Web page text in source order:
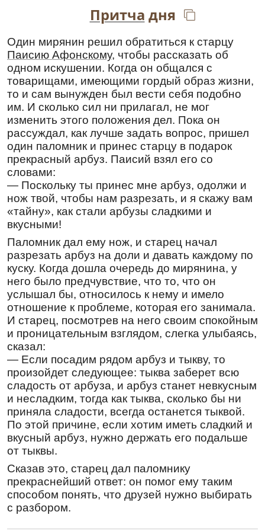
моли́теся непреста́нно о всех нас.
Двое мучеников, претерпев страдания,
вражескую гордыню на земле вы
ниспровергли, озарившись благодатью
несозданной Троицы, прославляемые
Онисифор и Порфирий, молитесь
непрестанно обо всех нас.
Преподобной Матроне
Константинопольской
Тропарь,глас 8
Мужескому́дрено утаи́вшися вра́жиих лука́вых
путе́й, Матро́но,/ к жи́зни вои́стину
ше́ствовавши несумне́нною во́лею/ и
неукло́нное тече́ние Богому́дро сконча́вши,/ от
Христа́ прия́ла еси́ благода́ть духо́вную,/ тем и
во́ду цельба́м источа́еши/ любо́вию
притека́ющим в па́мять твою́ сла́вную,/ мни́хом
похвала́,// моли́ Христа́ Бо́га спасти́ся душа́м
на́шим.
Перевод:
В мужском обличии укрывшись от вражеских
лукавых путей, Матрона, к истинной жизни
ты шествовала с неизменным стремлением
и неуклонный жизненный путь Богомудро
окончив, от Христа получила ты благодать
духовную, потому и источаешь потоки
исцелений всем с любовью приходящим в
память твою славную, честь монахам, моли
Христа Бога о спасении душ наших.
Кондак ,глас 2
За любо́вь Госпо́дню, преподо́бная Матро́но,/
поко́я жела́ние возненави́дела еси́,/ поще́нием
и проти́вных шата́ния разори́,// кре́пко бо
зве́ри победи́ла еси́.
Перевод:
Притча дня
Один мирянин решил обратиться к старцу
Паисию Афонскому, чтобы рассказать об
одном искушении. Когда он общался с
товарищами, имеющими гордый образ жизни,
то и сам вынужден был вести себя подобно
им. И сколько сил ни прилагал, не мог
изменить этого положения дел. Пока он
рассуждал, как лучше задать вопрос, пришел
один паломник и принес старцу в подарок
прекрасный арбуз. Паисий взял его со
словами:
— Поскольку ты принес мне арбуз, одолжи и
нож твой, чтобы нам разрезать, и я скажу вам
«тайну», как стали арбузы сладкими и
вкусными!
Паломник дал ему нож, и старец начал
разрезать арбуз на доли и давать каждому по
куску. Когда дошла очередь до мирянина, у
него было предчувствие, что то, что он
услышал бы, относилось к нему и имело
отношение к проблеме, которая его занимала.
И старец, посмотрев на него своим спокойным
и проницательным взглядом, слегка улыбаясь,
сказал:
— Если посадим рядом арбуз и тыкву, то
произойдет следующее: тыква заберет всю
сладость от арбуза, и арбуз станет невкусным
и несладким, тогда как тыква, сколько бы ни
приняла сладости, всегда останется тыквой.
По этой причине, если хотим иметь сладкий и
вкусный арбуз, нужно держать его подальше
от тыквы.
Сказав это, старец дал паломнику
прекраснейший ответ: он помог ему таким
способом понять, что друзей нужно выбирать
с разбором.